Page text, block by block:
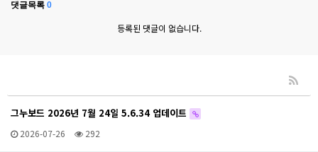
댓글목록 0
등록된 댓글이 없습니다.
그누보드 2026년 7월 24일 5.6.34 업데이트
2026-07-26 292